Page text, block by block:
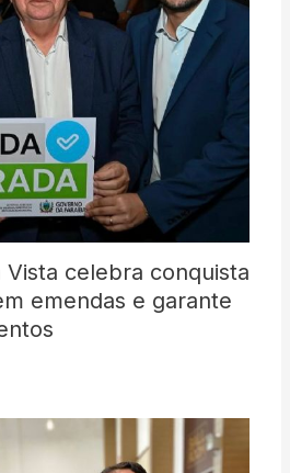
Vista celebra conquista
emendas e garante